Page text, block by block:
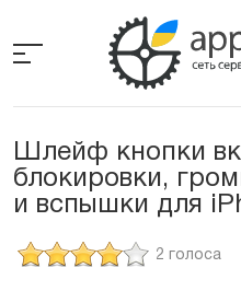
the
Шлейф кнопки
блокировки,
и вспышки для
2 голоса